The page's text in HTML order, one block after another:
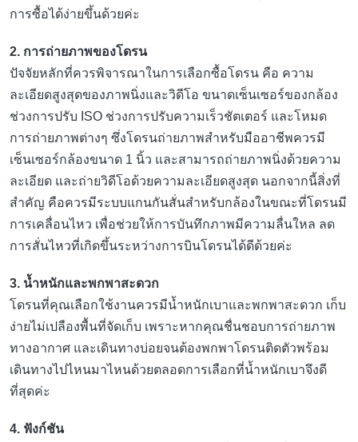
การซื้อได้ง่ายขึ้นด้วยค่ะ
2. การถ่ายภาพของโดรน
ปัจจัยหลักที่ควรพิจารณาในการเลือกซื้อโดรน คือ ความ
ละเอียดสูงสุดของภาพนิ่งและวิดีโอ ขนาดเซ็นเซอร์ของกล้อง
ช่วงการปรับ ISO ช่วงการปรับความเร็วชัตเตอร์ และโหมด
การถ่ายภาพต่างๆ ซึ่งโดรนถ่ายภาพสำหรับมืออาชีพควรมี
เซ็นเซอร์กล้องขนาด 1 นิ้ว และสามารถถ่ายภาพนิ่งด้วยความ
ละเอียด และถ่ายวิดีโอด้วยความละเอียดสูงสุด นอกจากนี้สิ่งที่
สำคัญ คือควรมีระบบแกนกันสั่นสำหรับกล้องในขณะที่โดรนมี
การเคลื่อนไหว เพื่อช่วยให้การบันทึกภาพมีความลื่นใหล ลด
การสั่นไหวที่เกิดขึ้นระหว่างการบินโดรนได้ดีด้วยค่ะ
3. น้ำหนักและพกพาสะดวก
โดรนที่คุณเลือกใช้งานควรมีน้ำหนักเบาและพกพาสะดวก เก็บ
ง่ายไม่เปลืองพื้นที่จัดเก็บ เพราะหากคุณชื่นชอบการถ่ายภาพ
ทางอากาศ และเดินทางบ่อยจนต้องพกพาโดรนติดตัวพร้อม
เดินทางไปไหนมาไหนด้วยตลอดการเลือกที่น้ำหนักเบาจึงดี
ที่สุดค่ะ
4. ฟังก์ชัน